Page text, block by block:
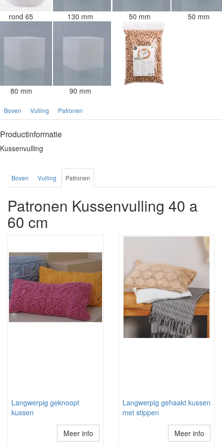
rond 65 130 mm 50 mm 50 mm
80 mm 90 mm
Boven Vulling Patronen
Productinformatie
Kussenvulling
Boven Vulling Patronen
Patronen Kussenvulling 40 a
60 cm
Langwerpig geknoopt
kussen
Meer info
Langwerpig gehaakt kussen
met stippen
Meer info